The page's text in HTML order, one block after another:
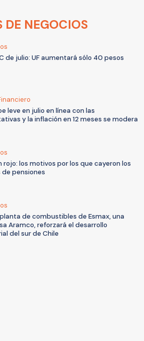
DE NEGOCIOS
de julio: UF aumentará sólo 40 pesos
leve en julio en línea con las
y la inflación en 12 meses se modera
rojo: los motivos por los que cayeron los
pensiones
de combustibles de Esmax, una
Aramco, reforzará el desarrollo
del sur de Chile